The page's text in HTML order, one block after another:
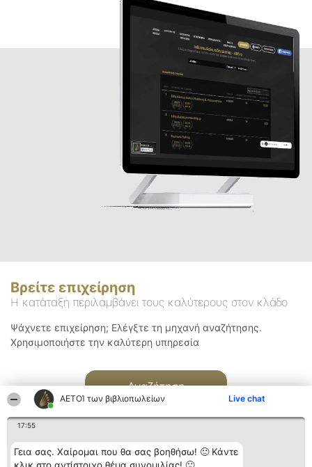
ΑΕΤΟΊ των βιβλιοπωλείων Live chat
17:55
Γεια σας. Χαίρομαι που θα σας βοηθήσω! 🙂 Κάντε
Βρείτε επιχείρηση
Η κατάταξη περιλαμβάνει τους καλύτερους στον κλάδο
Ψάχνετε επιχείρηση; Ελέγξτε τη μηχανή αναζήτησης.
Χρησιμοποιήστε την καλύτερη υπηρεσία
Αναζήτηση